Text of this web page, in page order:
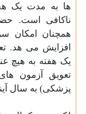
ها به مدت یک
ناکافی است.
همچنان امکان
افزایش می هد.
یک هفته به هیچ
تعویق آزمون
پزشکی) به سال